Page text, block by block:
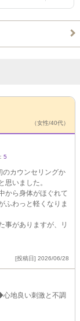
（女性/40代）
5
のカウンセリングか
思いました。
から身体がほぐれて
ふわっと軽くなりま
事がありますが、リ
[投稿日] 2026/06/28
心地良い刺激と不調